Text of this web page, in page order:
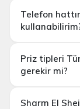
Telefon
Priz tipleri
gerekir mi?
Sharm El